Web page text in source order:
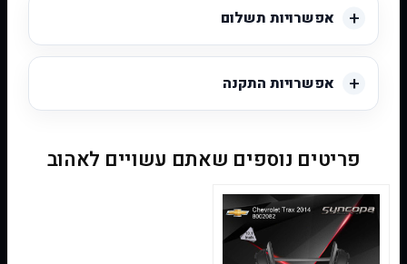
אפשרויות תשלום
אפשרויות התקנה
פריטים נוספים שאתם עשויים לאהוב